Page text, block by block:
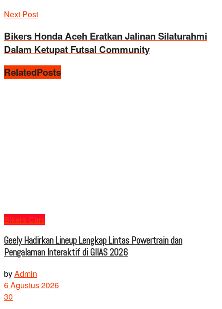
Next Post
Bikers Honda Aceh Eratkan Jalinan Silaturahmi
Dalam Ketupat Futsal Community
RelatedPosts
Bikers Cars
Geely Hadirkan Lineup Lengkap Lintas Powertrain dan
Pengalaman Interaktif di GIIAS 2026
byAdmin
6 Agustus 2026
30